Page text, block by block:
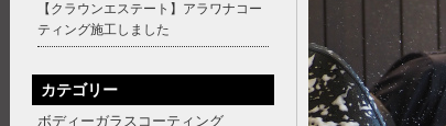
【クラウンエステート】アラワナコー
ティング施工しました
カテゴリー
ボディーガラスコーティング